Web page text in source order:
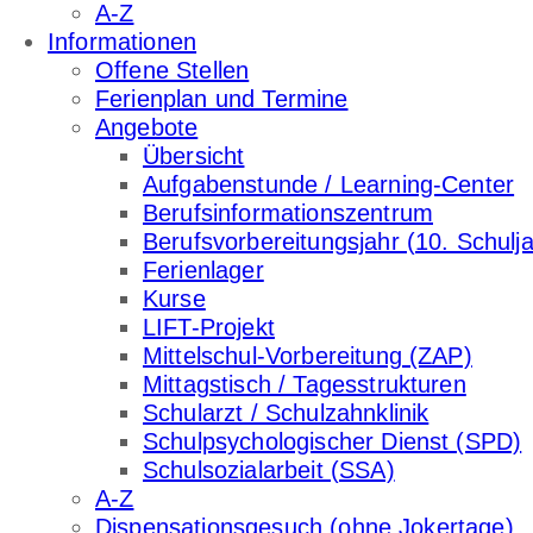
A-Z
Informationen
Offene Stellen
Ferienplan und Termine
Angebote
Übersicht
Aufgabenstunde / Learning-Center
Berufsinformationszentrum
Berufsvorbereitungsjahr (10.
Ferienlager
Kurse
LIFT-Projekt
Mittelschul-Vorbereitung (ZAP)
Mittagstisch / Tagesstrukturen
Schularzt / Schulzahnklinik
Schulpsychologischer Dienst (SPD)
Schulsozialarbeit (SSA)
A-Z
Dispensationsgesuch (ohne Jokertage)